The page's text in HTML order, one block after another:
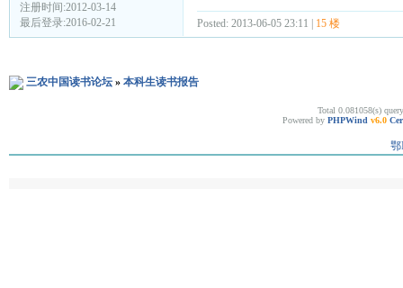
注册时间:2012-03-14
最后登录:2016-02-21
Posted: 2013-06-05 23:11 | 15 楼
三农中国读书论坛» 本科生读书报告
Total 0.081058(s)
Powered by PHPWind v6.0
鄂